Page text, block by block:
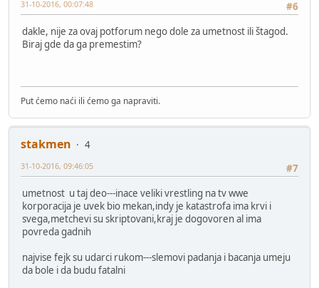
#6
31-10-2016, 00:07:48
dakle, nije za ovaj potforum nego dole za umetnost ili štagod.
Biraj gde da ga premestim?
Put ćemo naći ili ćemo ga napraviti.
stakmen
4
#7
31-10-2016, 09:46:05
umetnost u taj deo---inace veliki vrestling na tv wwe
korporacija je uvek bio mekan,indy je katastrofa ima krvi i
svega,metchevi su skriptovani,kraj je dogovoren al ima
povreda gadnih
najvise fejk su udarci rukom---slemovi padanja i bacanja umeju
da bole i da budu fatalni